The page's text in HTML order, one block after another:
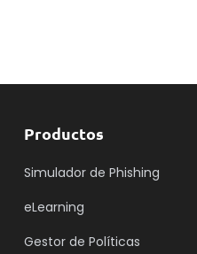
Productos
Simulador de Phishing
eLearning
Gestor de Políticas